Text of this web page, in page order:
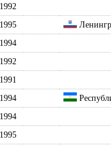
1992
1995
1994
1992
1991
1994
1994
1995